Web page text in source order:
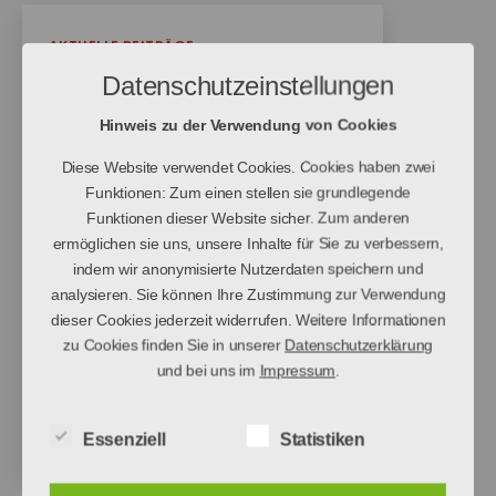
Also, da wären wir dann! Am
Abschnitt „Ausbildung“ für
uns los. Pünktlich um 9.00…
Kategorien
AKTUELLE BEITRÄGE
Auslandssemester in
Beitragsautor
VonStefanie Schöpp
Veröffentlichungsdatum
18. Mai 2017
Am 29. August 2016 ging für
mich das Abenteuer „
Auslandssemester“ los. Ich
durfte 4 Monate in
Indonesien, Bali, an der
studieren. In dieser Zeit habe
Eindrücke gesammelt, die
Datenschutzeinstellungen
Hinweis zu der Verwendung von Cookies
Diese Website verwendet Cookies. Cookies haben zwei
Funktionen: Zum einen stellen sie grundlegende
Funktionen dieser Website sicher. Zum anderen
ermöglichen sie uns, unsere Inhalte für Sie zu verbessern,
indem wir anonymisierte Nutzerdaten speichern und
analysieren. Sie können Ihre Zustimmung zur Verwendung
dieser Cookies jederzeit widerrufen. Weitere Informationen
zu Cookies finden Sie in unsererDatenschutzerklärung
und bei uns im Impressum.
Essenziell Statistiken